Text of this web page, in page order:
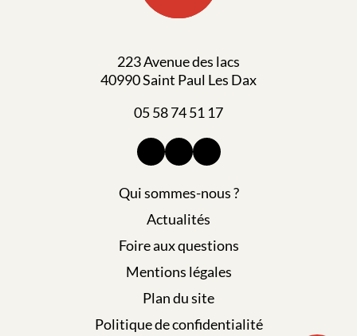
223 Avenue des lacs
40990 Saint Paul Les Dax
05 58 74 51 17
Qui sommes-nous ?
Actualités
Foire aux questions
Mentions légales
Plan du site
Politique de confidentialité